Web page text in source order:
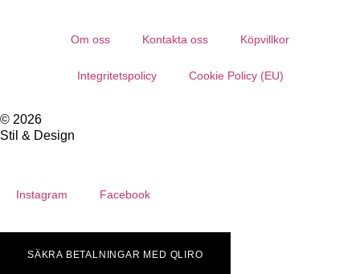
Om oss Kontakta oss Köpvillkor
Integritetspolicy Cookie Policy (EU)
© 2026
Stil & Design
Instagram Facebook
SÄKRA BETALNINGAR MED QLIRO